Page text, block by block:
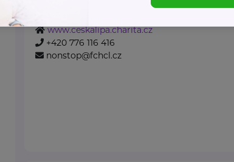
www.ceskalipa.charita.cz
+420 776 116 416
nonstop@fchcl.cz